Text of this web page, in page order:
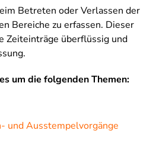
Betreten oder Verlassen der
Bereiche zu erfassen. Dieser
Zeiteinträge überflüssig und
um die folgenden Themen:
und Ausstempelvorgänge